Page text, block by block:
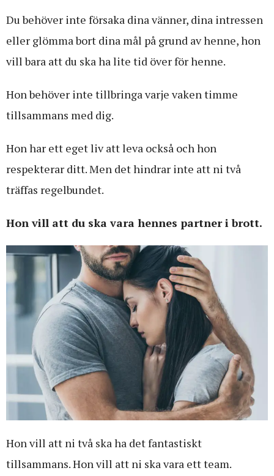
Du behöver inte försaka dina vänner, dina intressen
eller glömma bort dina mål på grund av henne, hon
vill bara att du ska ha lite tid över för henne.
Hon behöver inte tillbringa varje vaken timme
tillsammans med dig.
Hon har ett eget liv att leva också och hon
respekterar ditt. Men det hindrar inte att ni två
träffas regelbundet.
Hon vill att du ska vara hennes partner i brott.
Hon vill att ni två ska ha det fantastiskt
tillsammans. Hon vill att ni ska vara ett team.